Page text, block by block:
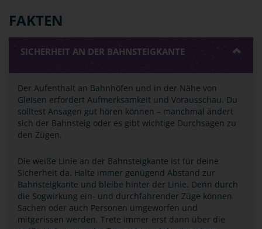
FAKTEN
SICHERHEIT AN DER BAHNSTEIGKANTE
Der Aufenthalt an Bahnhöfen und in der Nähe von
Gleisen erfordert Aufmerksamkeit und Vorausschau. Du
solltest Ansagen gut hören können – manchmal ändert
sich der Bahnsteig oder es gibt wichtige Durchsagen zu
den Zügen.
Die weiße Linie an der Bahnsteigkante ist für deine
Sicherheit da. Halte immer genügend Abstand zur
Bahnsteigkante und bleibe hinter der Linie. Denn durch
die Sogwirkung ein- und durchfahrender Züge können
Sachen oder auch Personen umgeworfen und
mitgerissen werden. Trete immer erst dann über die